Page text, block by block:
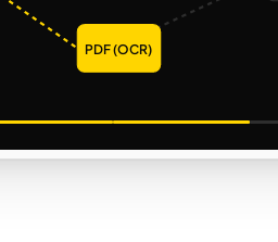
PDF (OCR)